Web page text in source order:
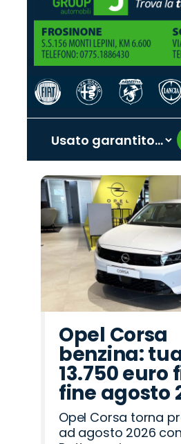
Promo
Land
Rover
Promo
Alfa
Romeo
Promo
Omoda
Promo
Hyundai
Promo
Fiat
Promo
Jeep
Promo
Cupra
Promo
Seat
Promo
Mazda
Promo
Peugeot
Promo
Lancia
Promo
Opel
Promo
Abarth
Promo
Citroën
Promo
Jaecoo
‹
Opel Corsa
benzina:
13.750 euro
fine agosto
Opel Corsa torna
ad agosto 2026